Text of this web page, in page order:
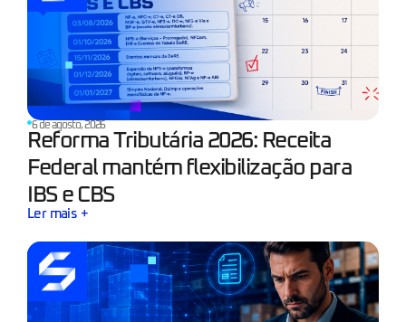
6 de agosto, 2026
Reforma Tributária 2026: Receita
Federal mantém flexibilização para
IBS e CBS
Ler mais +